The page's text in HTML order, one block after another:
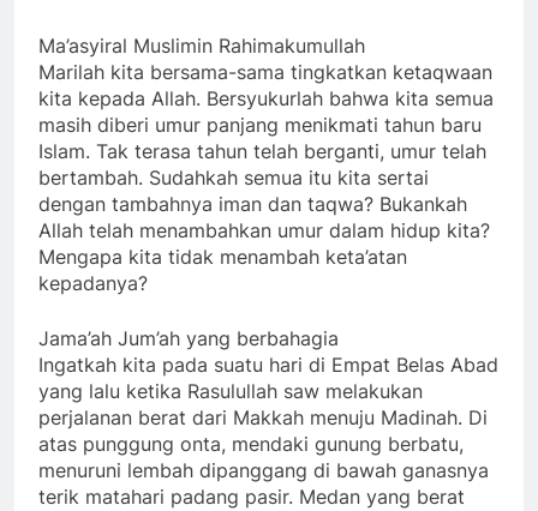
Ma’asyiral Muslimin Rahimakumullah
Marilah kita bersama-sama tingkatkan ketaqwaan
kita kepada Allah. Bersyukurlah bahwa kita semua
masih diberi umur panjang menikmati tahun baru
Islam. Tak terasa tahun telah berganti, umur telah
bertambah. Sudahkah semua itu kita sertai
dengan tambahnya iman dan taqwa? Bukankah
Allah telah menambahkan umur dalam hidup kita?
Mengapa kita tidak menambah keta’atan
kepadanya?
Jama’ah Jum’ah yang berbahagia
Ingatkah kita pada suatu hari di Empat Belas Abad
yang lalu ketika Rasulullah saw melakukan
perjalanan berat dari Makkah menuju Madinah. Di
atas punggung onta, mendaki gunung berbatu,
menuruni lembah dipanggang di bawah ganasnya
terik matahari padang pasir. Medan yang berat